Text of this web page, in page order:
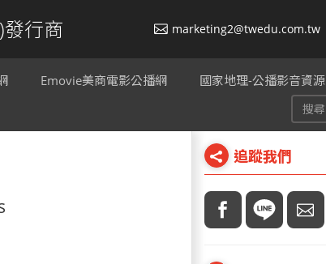
行商 marketing2@twedu.com.tw
Emovie美商電影公播網 國家地理-公播影音資源
追蹤我們